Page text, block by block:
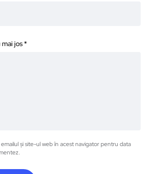
jos *
și site-ul web în acest navigator pentru data